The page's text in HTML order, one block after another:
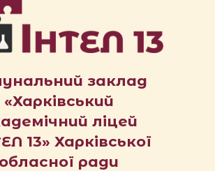
заклад
«Харківський
ліцей
13» Харківської
обласної ради